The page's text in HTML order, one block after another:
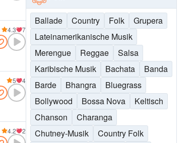
4.3 7
5 4
4.2 2
Ballade Country Folk
Grupera
Lateinamerikanische Musik
Merengue
Reggae
Salsa
Karibische Musik
Bachata
Banda
Barde
Bhangra
Bluegrass
Bollywood
Bossa Nova
Keltisch
Chanson
Charanga
Chutney-Musik
Country Folk